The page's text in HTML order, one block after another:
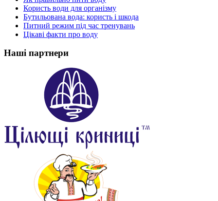
Користь води для організму
Бутильована вода: користь і шкода
Питний режим під час тренувань
Цікаві факти про воду
Наші партнери